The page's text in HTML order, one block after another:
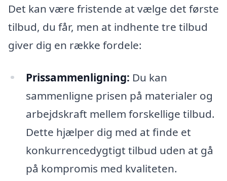
Det kan være fristende at vælge det første
tilbud, du får, men at indhente tre tilbud
giver dig en række fordele:
Prissammenligning: Du kan
sammenligne prisen på materialer og
arbejdskraft mellem forskellige tilbud.
Dette hjælper dig med at finde et
konkurrencedygtigt tilbud uden at gå
på kompromis med kvaliteten.